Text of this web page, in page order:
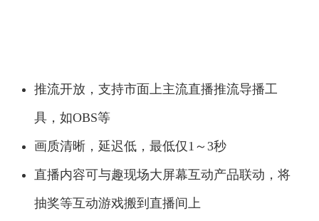
推流开放，支持市面上主流直播推流导播工
具，如OBS等
画质清晰，延迟低，最低仅1～3秒
直播内容可与趣现场大屏幕互动产品联动，将
抽奖等互动游戏搬到直播间上